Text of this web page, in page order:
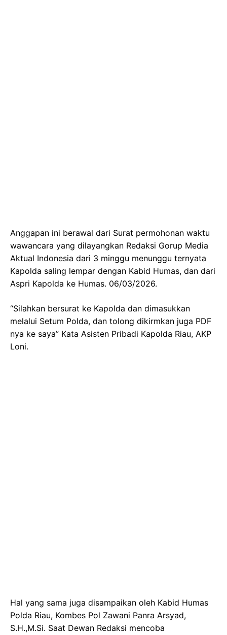
Anggapan ini berawal dari Surat permohonan waktu
wawancara yang dilayangkan Redaksi Gorup Media
Aktual Indonesia dari 3 minggu menunggu ternyata
Kapolda saling lempar dengan Kabid Humas, dan dari
Aspri Kapolda ke Humas. 06/03/2026.
“Silahkan bersurat ke Kapolda dan dimasukkan
melalui Setum Polda, dan tolong dikirmkan juga PDF
nya ke saya” Kata Asisten Pribadi Kapolda Riau, AKP
Loni.
Hal yang sama juga disampaikan oleh Kabid Humas
Polda Riau, Kombes Pol Zawani Panra Arsyad,
S.H.,M.Si. Saat Dewan Redaksi mencoba